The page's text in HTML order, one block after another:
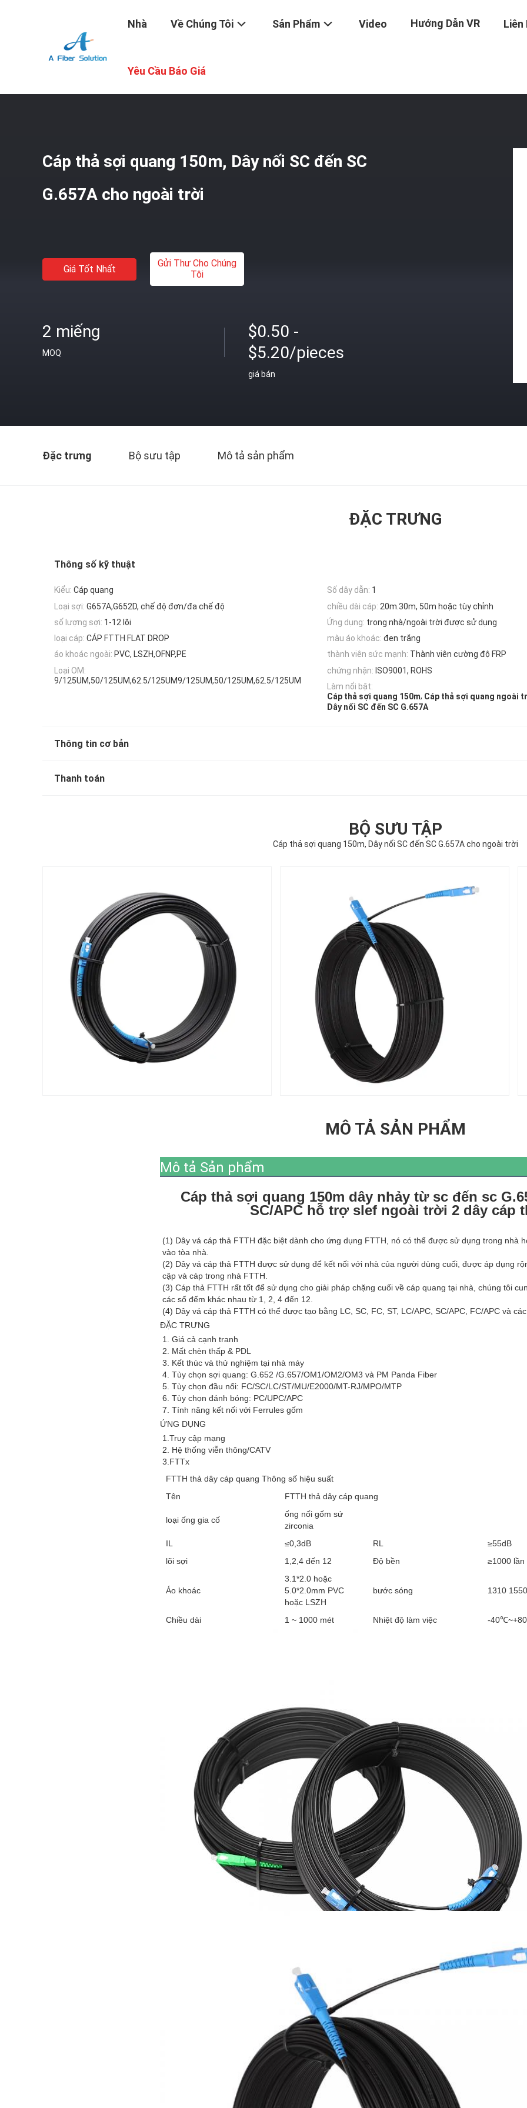
Nhà Về Chúng Tôi Sản Phẩm Video Hướng Dẫn VR Liên
Yêu Cầu Báo Giá
Nhà / Sản Phẩm Lắp Ráp Cáp Quang
Cáp thả sợi quang 150m, Dây nối SC đến SC
G.657A cho ngoài trời
Giá Tốt Nhất
Gửi Thư Cho Chúng
Tôi
2 miếng
MOQ
$0.50 -
$5.20/pieces
giá bán
Đặc trưng Bộ sưu tập Mô tả sản phẩm
ĐẶC TRƯNG
Thông số kỹ thuật
Kiểu: Cáp quang Số dây dẫn: 1
Loại sợi: G657A,G652D, chế độ đơn/đa chế độ chiều dài cáp: 20m.30m, 50m hoặc tùy chỉnh
số lượng sợi: 1-12 lõi Ứng dụng: trong nhà/ngoài trời được sử dụng
loại cáp: CÁP FTTH FLAT DROP màu áo khoác: đen trắng
áo khoác ngoài: PVC, LSZH,OFNP,PE thành viên sức mạnh: Thành viên cường độ FRP
Loại OM:
9/125UM,50/125UM,62.5/125UM9/125UM,50/125UM,62.5/125UM
chứng nhận: ISO9001, ROHS
Làm nổi bật:
Cáp thả sợi quang 150m, Cáp thả sợi quang ngoài
Dây nối SC đến SC G.657A
Thông tin cơ bản
Thanh toán
BỘ SƯU TẬP
Cáp thả sợi quang 150m, Dây nối SC đến SC G.657A cho ngoài trời
MÔ TẢ SẢN PHẨM
Mô tả Sản phẩm
Cáp thả sợi quang 150m dây nhảy từ sc đến sc
SC/APC hỗ trợ slef ngoài trời 2 dây cáp
(1) Dây vá cáp thả FTTH đặc biệt dành cho ứng dụng FTTH, nó có thể được sử dụng trong nhà
vào tòa nhà.
(2) Dây vá cáp thả FTTH được sử dụng để kết nối với nhà của người dùng cuối, được áp dụng
cập và cáp trong nhà FTTH.
(3) Cáp thả FTTH rất tốt để sử dụng cho giải pháp chặng cuối về cáp quang tại nhà, chúng tôi
các số đếm khác nhau từ 1, 2, 4 đến 12.
(4) Dây vá cáp thả FTTH có thể được tạo bằng LC, SC, FC, ST, LC/APC, SC/APC, FC/APC và
ĐẶC TRƯNG
1. Giá cả cạnh tranh
2. Mất chèn thấp & PDL
3. Kết thúc và thử nghiệm tại nhà máy
4. Tùy chọn sợi quang: G.652 /G.657/OM1/OM2/OM3 và PM Panda Fiber
5. Tùy chọn đầu nối: FC/SC/LC/ST/MU/E2000/MT-RJ/MPO/MTP
6. Tùy chọn đánh bóng: PC/UPC/APC
7. Tính năng kết nối với Ferrules gốm
ỨNG DỤNG
1.Truy cập mạng
2. Hệ thống viễn thông/CATV
3.FTTx
FTTH thả dây cáp quang Thông số hiệu suất
Tên
FTTH thả dây cáp quang
loại ống gia cố
ống nối gốm sứ
zirconia
IL
≤0,3dB RL
≥55dB
lõi sợi
1,2,4 đến 12 Độ bền ≥1000 lần
Áo khoác
3.1*2.0 hoặc
5.0*2.0mm PVC
hoặc LSZH
bước sóng 1310
Chiều dài 1 ~ 1000 mét Nhiệt độ làm việc -